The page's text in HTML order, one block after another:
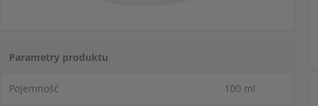
Parametry produktu
Pojemność 100 ml